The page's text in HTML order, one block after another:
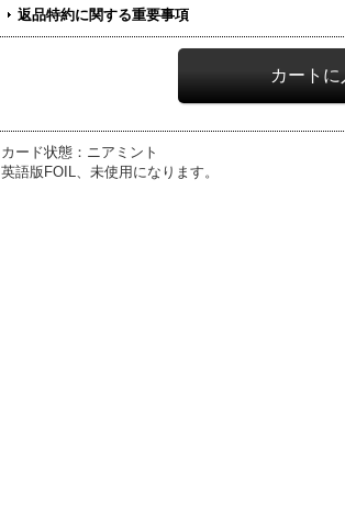
返品特約に関する重要事項
カード状態：ニアミント
英語版FOIL、未使用になります。